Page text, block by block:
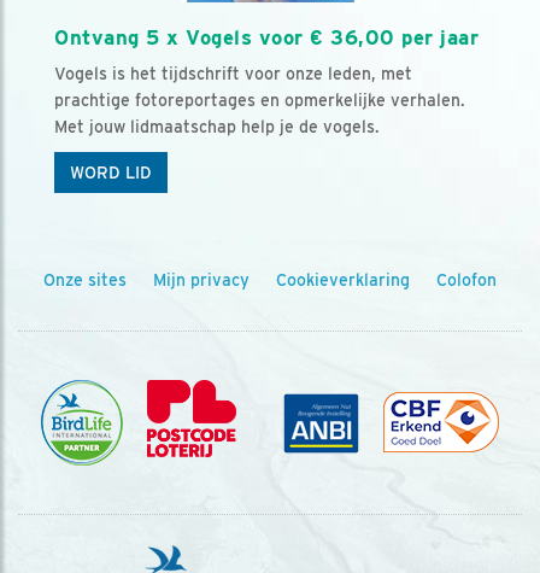
Ontvang 5 x Vogels voor € 36,00 per jaar
Vogels is het tijdschrift voor onze leden, met
prachtige fotoreportages en opmerkelijke verhalen.
Met jouw lidmaatschap help je de vogels.
WORD LID
Onze sites Mijn privacy Cookieverklaring Colofon